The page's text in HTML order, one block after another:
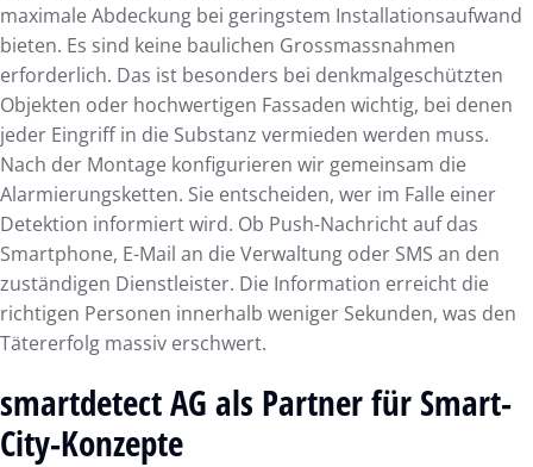
maximale Abdeckung bei geringstem Installationsaufwand
bieten. Es sind keine baulichen Grossmassnahmen
erforderlich. Das ist besonders bei denkmalgeschützten
Objekten oder hochwertigen Fassaden wichtig, bei denen
jeder Eingriff in die Substanz vermieden werden muss.
Nach der Montage konfigurieren wir gemeinsam die
Alarmierungsketten. Sie entscheiden, wer im Falle einer
Detektion informiert wird. Ob Push-Nachricht auf das
Smartphone, E-Mail an die Verwaltung oder SMS an den
zuständigen Dienstleister. Die Information erreicht die
richtigen Personen innerhalb weniger Sekunden, was den
Tätererfolg massiv erschwert.
smartdetect AG als Partner für Smart-
City-Konzepte